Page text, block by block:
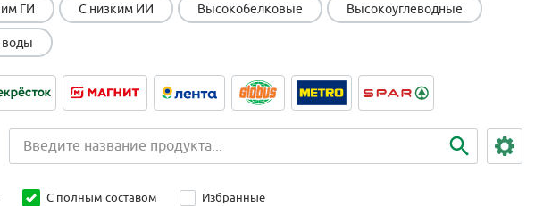
ГИ С низким ИИ Высокобелковые Высокоуглеводные
С полным составом Избранные